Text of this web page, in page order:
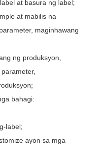
at basura ng label;
at mabilis na
maginhawang
ng produksyon,
bahagi:
label;
ayon sa mga